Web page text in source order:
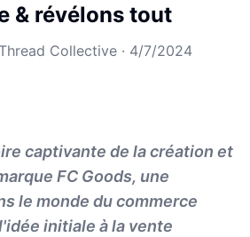
& révélons tout
Collective· 4/7/2024
captivante de la création et
FC Goods, une
le monde du commerce
initiale à la vente